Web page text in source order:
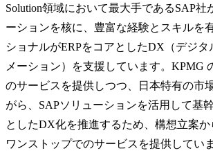
Solution領域において最大手であるSAP社
ーションを核に、豊富な経験とスキルを
ショナルがERPをコアとしたDX（デジタ
メーション）を支援しています。KPMG
のサービスを提供しつつ、日本特有の市
がら、SAPソリューションを活用して基
としたDX化を推進するため、構想立案か
ワンストップでのサービスを提供してい